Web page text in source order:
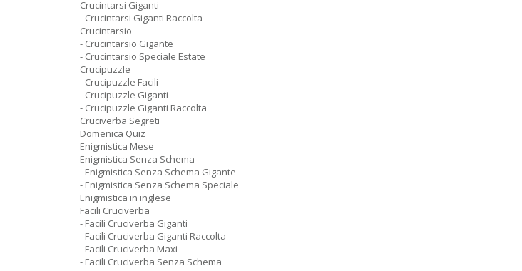
Crucintarsi Giganti
- Crucintarsi Giganti Raccolta
Crucintarsio
- Crucintarsio Gigante
- Crucintarsio Speciale Estate
Crucipuzzle
- Crucipuzzle Facili
- Crucipuzzle Giganti
- Crucipuzzle Giganti Raccolta
Cruciverba Segreti
Domenica Quiz
Enigmistica Mese
Enigmistica Senza Schema
- Enigmistica Senza Schema Gigante
- Enigmistica Senza Schema Speciale
Enigmistica in inglese
Facili Cruciverba
- Facili Cruciverba Giganti
- Facili Cruciverba Giganti Raccolta
- Facili Cruciverba Maxi
- Facili Cruciverba Senza Schema